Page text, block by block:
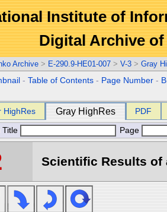
Institute of
Digital Archive
Archive > E-290.9-HE01-007 > V-3 > Gray
-Table of Contents - Page Number -
HighRes Gray HighRes PDF
Title Page
Scientific Results of